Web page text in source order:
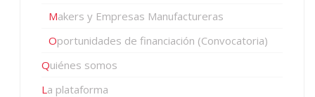
Makers y Empresas Manufactureras
Oportunidades de financiación (Convocatoria)
Quiénes somos
La plataforma